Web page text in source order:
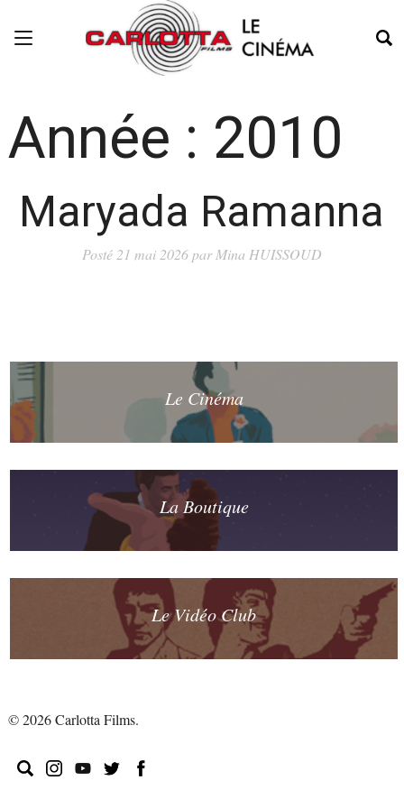
Année : 2010
Maryada Ramanna
Posté 21 mai 2026 par Mina HUISSOUD
Le Cinéma
La Boutique
Le Vidéo Club
© 2026 Carlotta Films.